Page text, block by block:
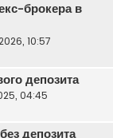
брокера в
10:57
депозита
04:45
депозита